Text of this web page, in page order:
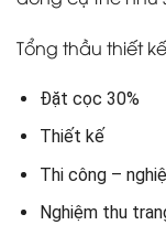
Tổng thầu thiết
Đặt cọc 30%
Thiết kế
Thi công –
Nghiệm thu